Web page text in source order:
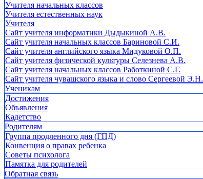
Учителя начальных классов
Учителя естественных наук
Учителя
Cайт учителя информатики Дыдыкиной А.В.
Сайт учителя начальных классов Бариновой С.И.
Сайт учителя английского языка Мидуковой О.П.
Сайт учителя физической культуры Селезнева А.В.
Сайт учителя начальных классов Работкиной С.Г.
Сайт учителя чувашского языка и слово Сергеевой Э.Н.
Ученикам
Достижения
Объявления
Кадетство
Родителям
Группа продленного дня (ГПД)
Конвенция о правах ребенка
Советы психолога
Памятка для родителей
Обратная связь